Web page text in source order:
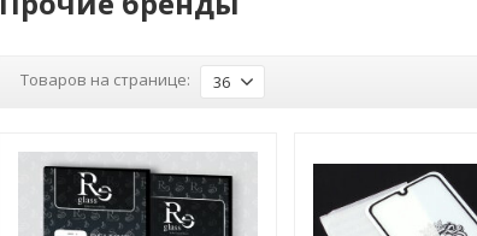
Товаров на странице: 36